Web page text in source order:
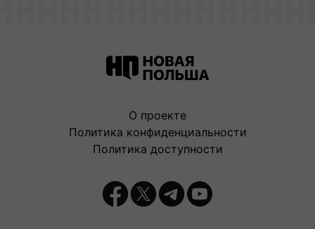
О проекте
Политика конфиденциальности
Политика доступности